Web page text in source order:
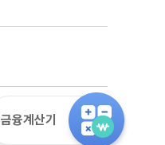
금융계산기